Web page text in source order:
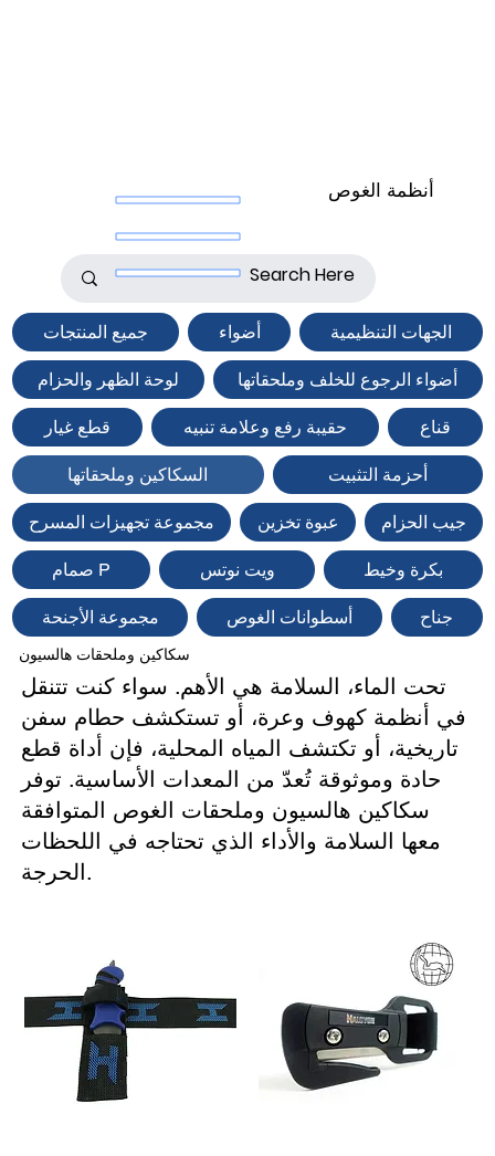
أنظمة الغوص
جميع المنتجات أضواء الجهات التنظيمية
لوحة الظهر والحزام أضواء الرجوع للخلف وملحقاتها
قطع غيار حقيبة رفع وعلامة تنبيه قناع
السكاكين وملحقاتها أحزمة التثبيت
مجموعة تجهيزات المسرح عبوة تخزين جيب الحزام
صمام P ويت نوتس بكرة وخيط
مجموعة الأجنحة أسطوانات الغوص جناح
سكاكين وملحقات هالسيون
تحت الماء، السلامة هي الأهم. سواء كنت تتنقل
في أنظمة كهوف وعرة، أو تستكشف حطام سفن
تاريخية، أو تكتشف المياه المحلية، فإن أداة قطع
حادة وموثوقة تُعدّ من المعدات الأساسية. توفر
سكاكين هالسيون وملحقات الغوص المتوافقة
معها السلامة والأداء الذي تحتاجه في اللحظات
الحرجة.